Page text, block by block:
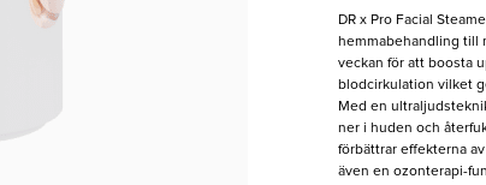
DR x Pro Facial
hemmabehandling till
veckan för att boosta
blodcirkulation vilket
Med en
ner i huden och
förbättrar effekterna
även en ozonterapi-